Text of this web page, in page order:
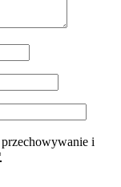
przechowywanie i